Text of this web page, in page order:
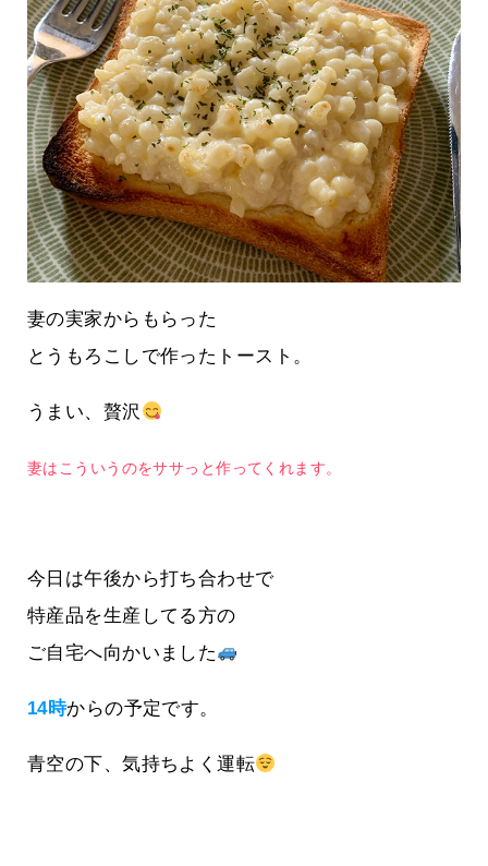
妻の実家からもらった
とうもろこしで作ったトースト。
うまい、贅沢
妻はこういうのをササっと作ってくれます。
今日は午後から打ち合わせで
特産品を生産してる方の
ご自宅へ向かいました
14時からの予定です。
青空の下、気持ちよく運転